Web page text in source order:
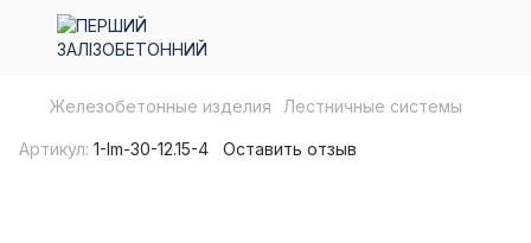
Железобетонные изделия Лестничные системы
Артикул: 1-lm-30-12.15-4 Оставить отзыв